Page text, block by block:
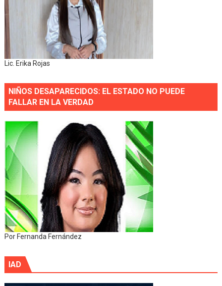
Lic. Erika Rojas
NIÑOS DESAPARECIDOS: EL ESTADO NO PUEDE
FALLAR EN LA VERDAD
Por Fernanda Fernández
IAD